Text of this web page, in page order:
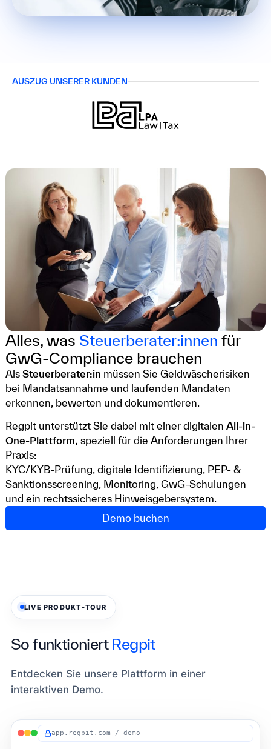
AUSZUG UNSERER KUNDEN
Alles, was Steuerberater:innen für
GwG-Compliance brauchen
Als Steuerberater:in müssen Sie Geldwäscherisiken
bei Mandatsannahme und laufenden Mandaten
erkennen, bewerten und dokumentieren.
Regpit unterstützt Sie dabei mit einer digitalen All-in-
One-Plattform, speziell für die Anforderungen Ihrer
Praxis:
KYC/KYB-Prüfung, digitale Identifizierung, PEP- &
Sanktionsscreening, Monitoring, GwG-Schulungen
und ein rechtssicheres Hinweisgebersystem.
Demo buchen
LIVE PRODUKT-TOUR
So funktioniert Regpit
Entdecken Sie unsere Plattform in einer
interaktiven Demo.
app.regpit.com / demo